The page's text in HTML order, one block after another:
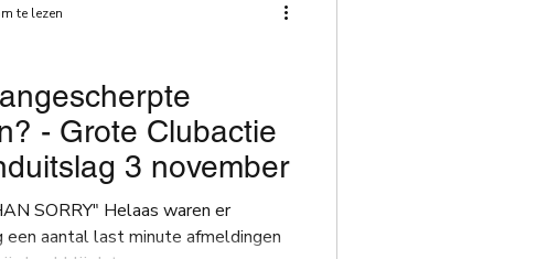
- Grote Clubactie
3 november
SORRY" Helaas waren er
aantal last minute afmeldingen
te lezen